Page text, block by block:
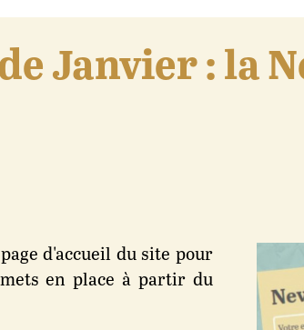
Janvier : la
d'accueil du site pour
en place à partir du